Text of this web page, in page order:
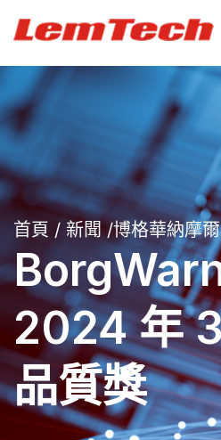
首頁 / 新聞/博格華納摩
2024 年
品質獎